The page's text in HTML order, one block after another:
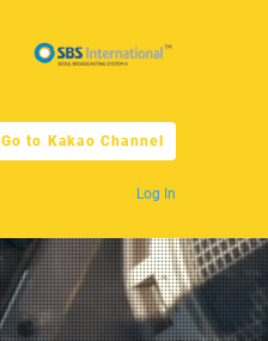
Go to Kakao Channel
Log In